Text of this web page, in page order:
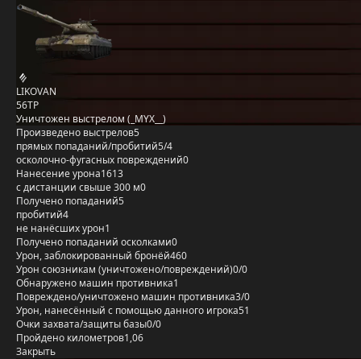
LIKOVAN
56TP
Уничтожен выстрелом (_MYX__)
Произведено выстрелов5
прямых попаданий/пробитий5/4
осколочно-фугасных повреждений0
Нанесение урона1613
с дистанции свыше 300 м0
Получено попаданий5
пробитий4
не нанёсших урон1
Получено попаданий осколками0
Урон, заблокированный бронёй460
Урон союзникам (уничтожено/повреждений)0/0
Обнаружено машин противника1
Повреждено/уничтожено машин противника3/0
Урон, нанесённый с помощью данного игрока51
Очки захвата/защиты базы0/0
Пройдено километров1,06
Закрыть